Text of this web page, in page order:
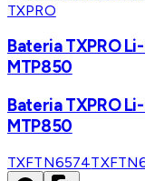
TXPRO
Bateria TXPRO
MTP850
Bateria TXPRO
MTP850
TXFTN6574